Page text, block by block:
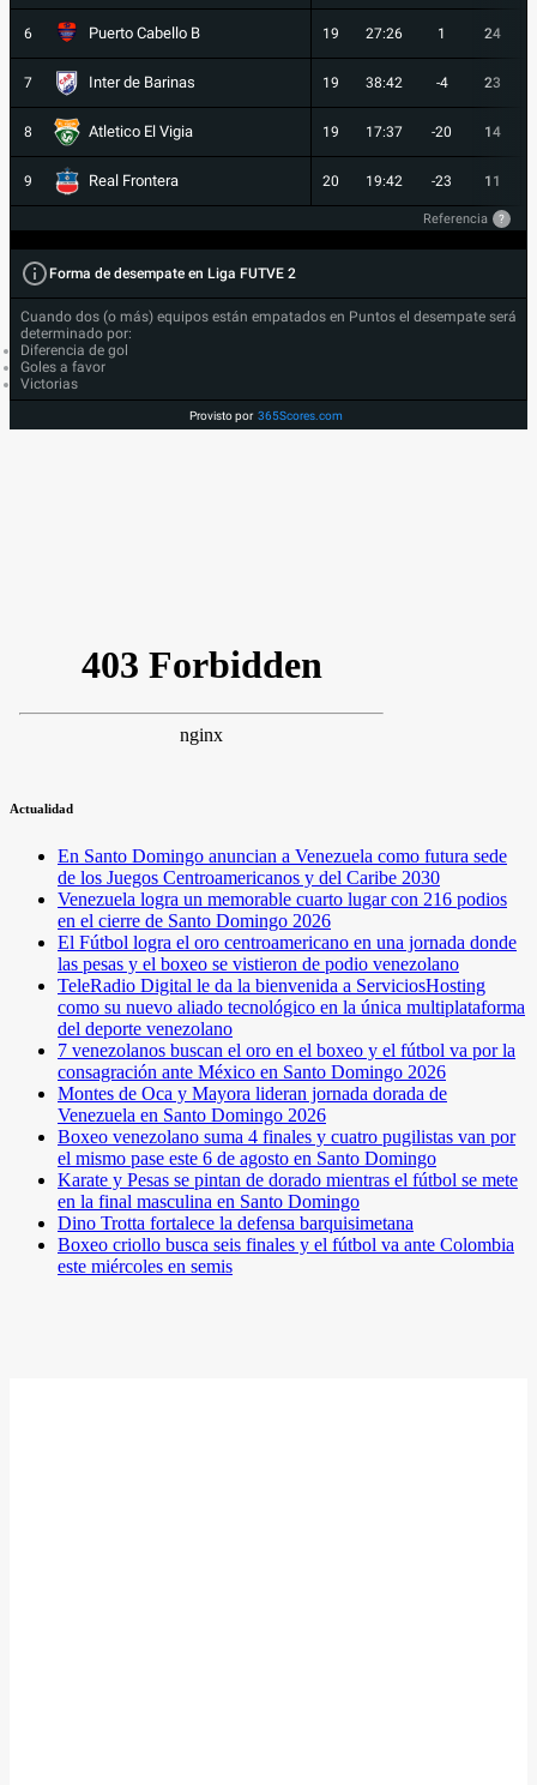
6 Puerto Cabello B 19 27:26 1 24
7 Inter de Barinas 19 38:42 -4 23
8 Atletico El Vigia 19 17:37 -20 14
9 Real Frontera 20 19:42 -23 11
Referencia ?
Forma de desempate en Liga FUTVE 2
Cuando dos (o más) equipos están empatados en Puntos el desempate será
determinado por:
Diferencia de gol
Goles a favor
Victorias
Provisto por 365Scores.com
Actualidad
En Santo Domingo anuncian a Venezuela como futura sede
de los Juegos Centroamericanos y del Caribe 2030
Venezuela logra un memorable cuarto lugar con 216 podios
en el cierre de Santo Domingo 2026
El Fútbol logra el oro centroamericano en una jornada donde
las pesas y el boxeo se vistieron de podio venezolano
TeleRadio Digital le da la bienvenida a ServiciosHosting
como su nuevo aliado tecnológico en la única multiplataforma
del deporte venezolano
7 venezolanos buscan el oro en el boxeo y el fútbol va por la
consagración ante México en Santo Domingo 2026
Montes de Oca y Mayora lideran jornada dorada de
Venezuela en Santo Domingo 2026
Boxeo venezolano suma 4 finales y cuatro pugilistas van por
el mismo pase este 6 de agosto en Santo Domingo
Karate y Pesas se pintan de dorado mientras el fútbol se mete
en la final masculina en Santo Domingo
Dino Trotta fortalece la defensa barquisimetana
Boxeo criollo busca seis finales y el fútbol va ante Colombia
este miércoles en semis